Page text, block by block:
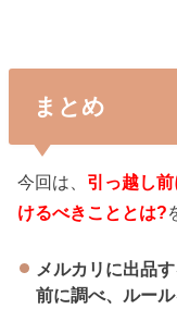
まとめ
今回は、 引っ越し
けるべきこととは?
メルカリに出品
前に調べ、ルー